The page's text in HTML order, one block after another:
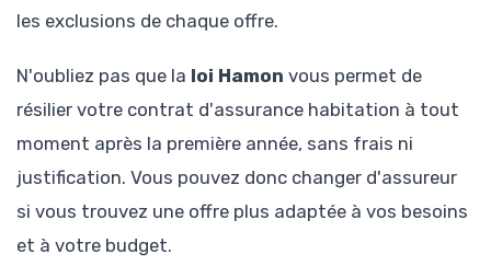
les exclusions de chaque offre.
N'oubliez pas que la loi Hamon vous permet de
résilier votre contrat d'assurance habitation à tout
moment après la première année, sans frais ni
justification. Vous pouvez donc changer d'assureur
si vous trouvez une offre plus adaptée à vos besoins
et à votre budget.